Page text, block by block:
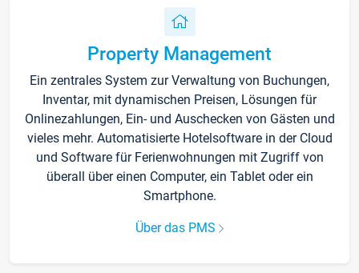
Property Management
Ein zentrales System zur Verwaltung von Buchungen,
Inventar, mit dynamischen Preisen, Lösungen für
Onlinezahlungen, Ein- und Auschecken von Gästen und
vieles mehr. Automatisierte Hotelsoftware in der Cloud
und Software für Ferienwohnungen mit Zugriff von
überall über einen Computer, ein Tablet oder ein
Smartphone.
Über das PMS